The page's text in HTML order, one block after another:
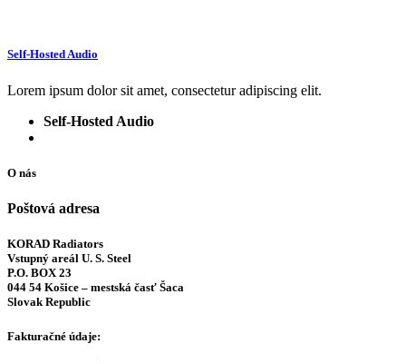
Self-Hosted Audio
Lorem ipsum dolor sit amet, consectetur adipiscing elit.
Self-Hosted Audio
O nás
Poštová adresa
KORAD Radiators
Vstupný areál U. S. Steel
P.O. BOX 23
044 54 Košice – mestská časť Šaca
Slovak Republic
Fakturačné údaje: